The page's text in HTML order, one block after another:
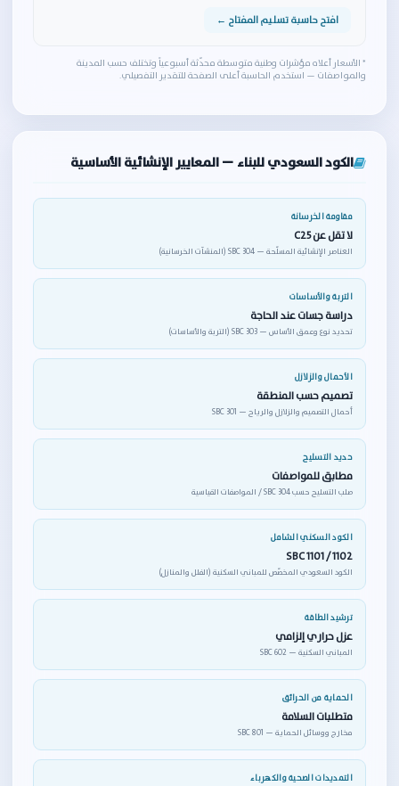
افتح حاسبة تسليم المفتاح ←
* الأسعار أعلاه مؤشرات وطنية متوسطة محدّثة أسبوعياً وتختلف حسب المدينة
والمواصفات — استخدم الحاسبة أعلى الصفحة للتقدير التفصيلي.
الكود السعودي للبناء — المعايير الإنشائية الأساسية
مقاومة الخرسانة
لا تقل عن C25
العناصر الإنشائية المسلّحة — SBC 304 (المنشآت الخرسانية)
التربة والأساسات
دراسة جسات عند الحاجة
تحديد نوع وعمق الأساس — SBC 303 (التربة والأساسات)
الأحمال والزلازل
تصميم حسب المنطقة
أحمال التصميم والزلازل والرياح — SBC 301
حديد التسليح
مطابق للمواصفات
صلب التسليح حسب SBC 304 / المواصفات القياسية
الكود السكني الشامل
SBC 1101 / 1102
الكود السعودي المخصّص للمباني السكنية (الفلل والمنازل)
ترشيد الطاقة
عزل حراري إلزامي
المباني السكنية — SBC 602
الحماية من الحرائق
متطلبات السلامة
مخارج ووسائل الحماية — SBC 801
التمديدات الصحية والكهرباء